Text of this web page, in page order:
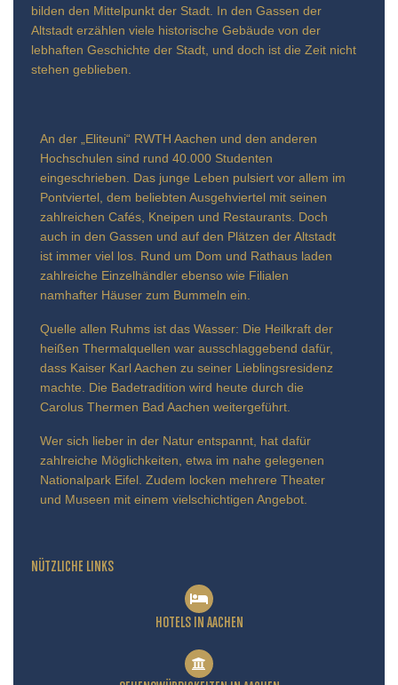
bilden den Mittelpunkt der Stadt. In den Gassen der
Altstadt erzählen viele historische Gebäude von der
lebhaften Geschichte der Stadt, und doch ist die Zeit nicht
stehen geblieben.
An der „Eliteuni“ RWTH Aachen und den anderen
Hochschulen sind rund 40.000 Studenten
eingeschrieben. Das junge Leben pulsiert vor allem im
Pontviertel, dem beliebten Ausgehviertel mit seinen
zahlreichen Cafés, Kneipen und Restaurants. Doch
auch in den Gassen und auf den Plätzen der Altstadt
ist immer viel los. Rund um Dom und Rathaus laden
zahlreiche Einzelhändler ebenso wie Filialen
namhafter Häuser zum Bummeln ein.
Quelle allen Ruhms ist das Wasser: Die Heilkraft der
heißen Thermalquellen war ausschlaggebend dafür,
dass Kaiser Karl Aachen zu seiner Lieblingsresidenz
machte. Die Badetradition wird heute durch die
Carolus Thermen Bad Aachen weitergeführt.
Wer sich lieber in der Natur entspannt, hat dafür
zahlreiche Möglichkeiten, etwa im nahe gelegenen
Nationalpark Eifel. Zudem locken mehrere Theater
und Museen mit einem vielschichtigen Angebot.
NÜTZLICHE LINKS
HOTELS IN AACHEN